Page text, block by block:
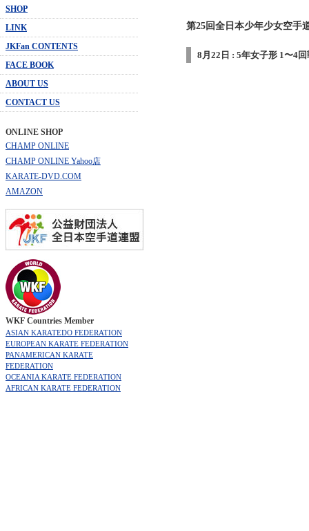
SHOP
LINK
JKFan CONTENTS
FACE BOOK
ABOUT US
CONTACT US
ONLINE SHOP
CHAMP ONLINE
CHAMP ONLINE Yahoo店
KARATE-DVD.COM
AMAZON
WKF Countries Member
ASIAN KARATEDO FEDERATION
EUROPEAN KARATE FEDERATION
PANAMERICAN KARATE
FEDERATION
OCEANIA KARATE FEDERATION
AFRICAN KARATE FEDERATION
第25回全日本少年少女空手
8月22日 : 5年女子形 1〜4